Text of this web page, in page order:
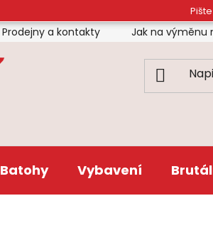
Prodejny a kontakty Jak na výměnu
Batohy Vybavení